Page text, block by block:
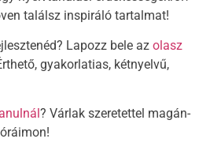
találsz inspiráló tartalmat!
Lapozz bele azolasz
gyakorlatias, kétnyelvű,
? Várlak szeretettel magán-